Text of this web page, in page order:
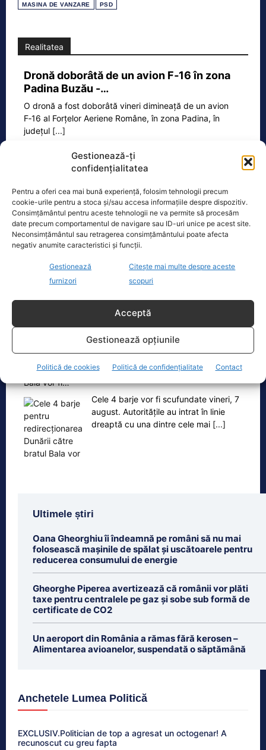
Gestionează-ți
confidențialitatea
Pentru a oferi cea mai bună experiență, folosim tehnologii precum
cookie-urile pentru a stoca și/sau accesa informațiile despre dispozitiv.
Consimțământul pentru aceste tehnologii ne va permite să procesăm
date precum comportamentul de navigare sau ID-uri unice pe acest site.
Neconsimțământul sau retragerea consimțământului poate afecta
negativ anumite caracteristici și funcții.
Gestionează
furnizori
Citește mai multe despre aceste
scopuri
Acceptă
Gestionează opțiunile
Politică de cookies Politică de confidențialitate Contact
MASINA DE VANZARE PSD
Realitatea
Dronă doborâtă de un avion F‑16 în zona
Padina Buzău -…
O dronă a fost doborâtă vineri dimineață de un avion
F‑16 al Forțelor Aeriene Române, în zona Padina, în
județul [...]
Ponta: Bolojan poate să reducă
cheltuielile şi dacă nu mai trimite…
Fostul premier Victor Ponta a făcut o
serie de comentarii referitoare la
situația energetică a României. „Ideea
Cele 4 barje pentru redirecționarea Dunării către brațul
Bala vor fi…
Cele 4 barje vor fi scufundate vineri, 7
august. Autoritățile au intrat în linie
dreaptă cu una dintre cele mai [...]
Ultimele știri
Oana Gheorghiu îi îndeamnă pe români să nu mai
folosească mașinile de spălat și uscătoarele pentru
reducerea consumului de energie
Gheorghe Piperea avertizează că românii vor plăti
taxe pentru centralele pe gaz și sobe sub formă de
certificate de CO2
Un aeroport din România a rămas fără kerosen –
Alimentarea avioanelor, suspendată o săptămână
Anchetele Lumea Politică
EXCLUSIV.Politician de top a agresat un octogenar! A
recunoscut cu greu fapta